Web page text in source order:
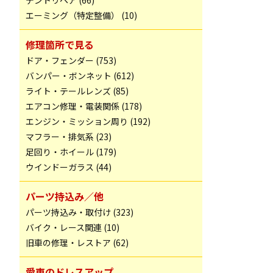
エーミング（特定整備） (10)
修理箇所で見る
ドア・フェンダー (753)
バンパー・ボンネット (612)
ライト・テールレンズ (85)
エアコン修理・電装関係 (178)
エンジン・ミッション周り (192)
マフラー・排気系 (23)
足回り・ホイール (179)
ウインドーガラス (44)
パーツ持込み／他
パーツ持込み・取付け (323)
バイク・レース関連 (10)
旧車の修理・レストア (62)